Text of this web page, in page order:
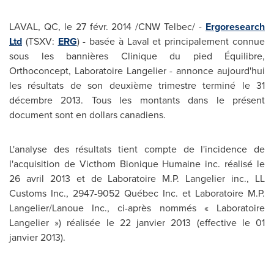
LAVAL, QC, le 27 févr. 2014 /CNW Telbec/ - Ergoresearch
Ltd (TSXV: ERG) - basée à Laval et principalement connue
sous les bannières Clinique du pied Équilibre,
Orthoconcept, Laboratoire Langelier - annonce aujourd'hui
les résultats de son deuxième trimestre terminé le 31
décembre 2013. Tous les montants dans le présent
document sont en dollars canadiens.
L'analyse des résultats tient compte de l'incidence de
l'acquisition de Victhom Bionique Humaine inc. réalisé le
26 avril 2013 etde Laboratoire M.P. Langelier inc., LL
Customs Inc., 2947-9052 Québec Inc. et Laboratoire M.P.
Langelier/Lanoue Inc., ci-après nommés « Laboratoire
Langelier ») réalisée le 22 janvier 2013 (effective le 01
janvier 2013).